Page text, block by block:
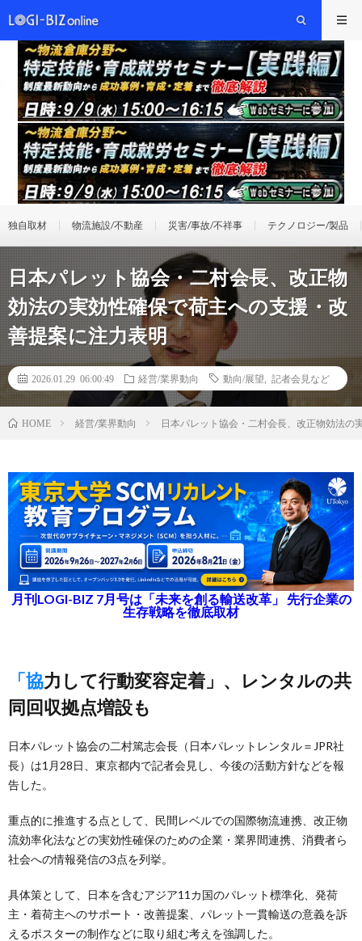
独自取材 物流施設/不動産 災害/事故/不祥事 テクノロジー/製品
日本パレット協会・二村会長、改正物
効法の実効性確保で荷主への支援・改
善提案に注力表明
2026.01.29 06:00:49 経営/業界動向 動向/展望 記者会見など
HOME 経営/業界動向 日本パレット協会・二村会長、改正物効法
月刊LOGI-BIZ 7月号は「未来を創る輸送改革」 先行企業の
生存戦略を徹底取材
「協力して行動変容定着」、レンタルの共
同回収拠点増設も
日本パレット協会の二村篤志会長（日本パレットレンタル＝JPR社
長）は1月28日、東京都内で記者会見し、今後の活動方針などを報
告した。
重点的に推進する点として、民間レベルでの国際物流連携、改正物
流効率化法などの実効性確保のための企業・業界間連携、消費者ら
社会への情報発信の3点を列挙。
具体策として、日本を含むアジア11カ国のパレット標準化、発荷
主・着荷主へのサポート・改善提案、パレット一貫輸送の意義を訴
えるポスターの制作などに取り組む考えを強調した。